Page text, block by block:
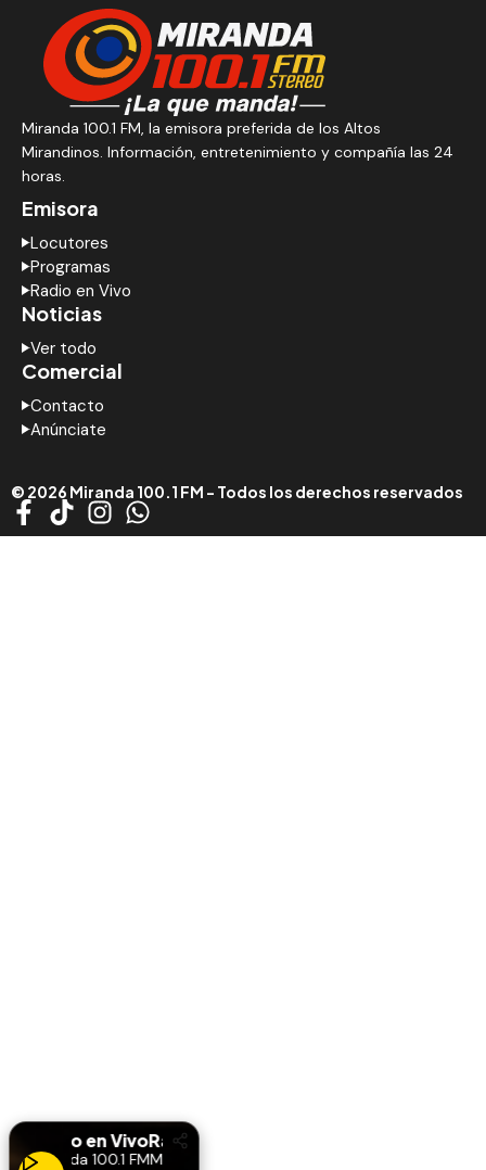
Miranda 100.1 FM, la emisora preferida de los Altos
Mirandinos. Información, entretenimiento y compañía las 24
horas.
Emisora
Locutores
Programas
Radio en Vivo
Noticias
Ver todo
Comercial
Contacto
Anúnciate
© 2026 Miranda 100.1 FM - Todos los derechos reservados
Radio en VivoRadio en Vivo
Miranda 100.1 FMMiranda 100.1 FM